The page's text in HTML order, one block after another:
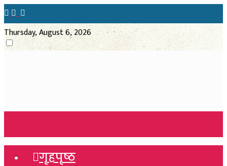
Thursday, August 6, 2026
गृहपृष्ठ
गृहपृष्ठ